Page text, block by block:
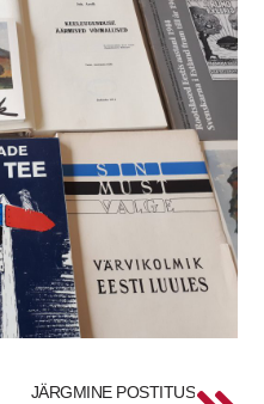
JÄRGMINE POSTITUS